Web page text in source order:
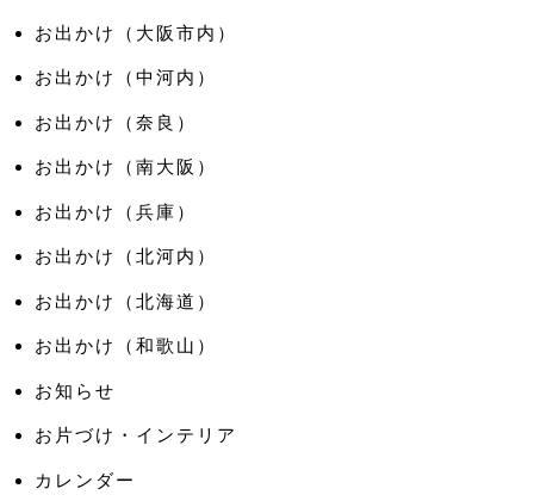
お出かけ（大阪市内）
お出かけ（中河内）
お出かけ（奈良）
お出かけ（南大阪）
お出かけ（兵庫）
お出かけ（北河内）
お出かけ（北海道）
お出かけ（和歌山）
お知らせ
お片づけ・インテリア
カレンダー